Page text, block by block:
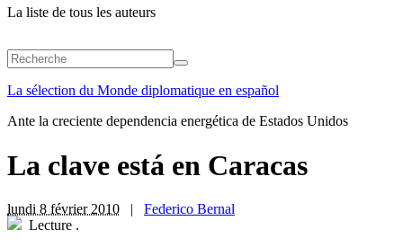
La liste de tous les auteurs
La sélection du Monde diplomatique en español
Ante la creciente dependencia energética de Estados Unidos
La clave está en Caracas
lundi 8 février 2010 | Federico Bernal
Lecture .